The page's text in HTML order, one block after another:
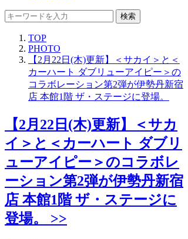
検索
TOP
PHOTO
【2月22日(木)更新】＜サカイ＞と＜
カーハート ダブリューアイピー＞の
コラボレーション第2弾が伊勢丹新宿
店 本館1階 ザ・ステージに登場。
【2月22日(木)更新】＜サカ
イ＞と＜カーハート ダブリ
ューアイピー＞のコラボレ
ーション第2弾が伊勢丹新宿
店 本館1階 ザ・ステージに
登場。 >>